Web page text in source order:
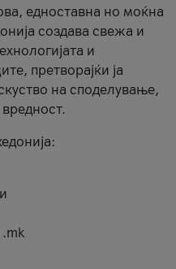
едноставна но моќна
создава свежа и
и
претворајќи ја
на споделување,